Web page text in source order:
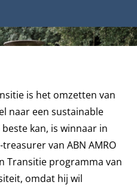
is het omzetten van
naar een sustainable
kan, is winnaar in
van ABN AMRO
Transitie programma van
omdat hij wil